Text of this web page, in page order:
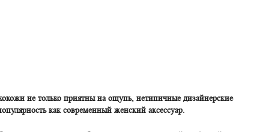
не только приятны на ощупь, нетипичные дизайнерские
как современный женский аксессуар.